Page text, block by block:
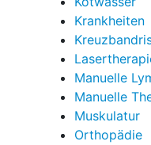
Krankheiten
Manuelle
Manuelle
Muskulatur
Orthopädie